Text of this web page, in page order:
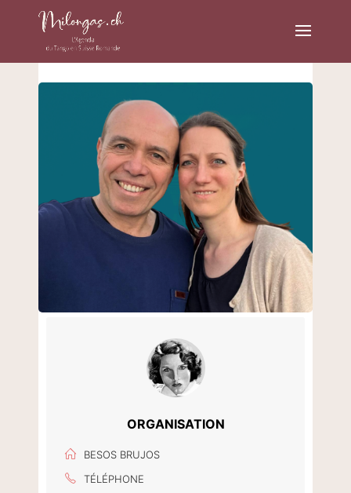
ORGANISATION
BESOS BRUJOS
TÉLÉPHONE